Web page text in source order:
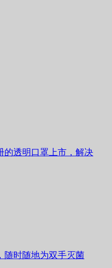
的透明口罩上市，解决
随时随地为双手灭菌